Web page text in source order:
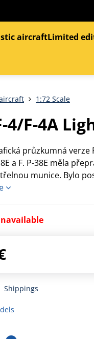
aircraftLimited
1:72 Scale
4/F-4A
průzkumná
a F. P-38E měla
munice. Bylo
Shippings